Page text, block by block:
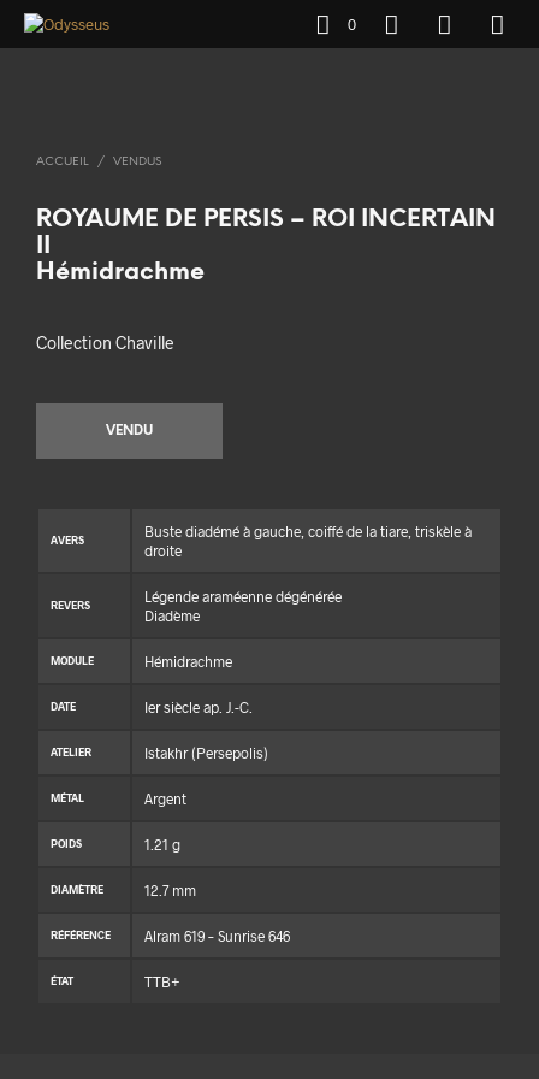
0
ACCUEIL / VENDUS
ROYAUME DE PERSIS – ROI INCERTAIN
Hémidrachme
Collection Chaville
VENDU
AVERS
Buste diadémé à gauche, coiffé de la tiare, triskèle à
droite
REVERS
Légende araméenne dégénérée
Diadème
MODULE Hémidrachme
DATE Ier siècle ap. J.-C.
ATELIER Istakhr (Persepolis)
MÉTAL Argent
POIDS 1.21 g
DIAMÈTRE 12.7 mm
RÉFÉRENCE Alram 619 – Sunrise 646
ÉTAT TTB+